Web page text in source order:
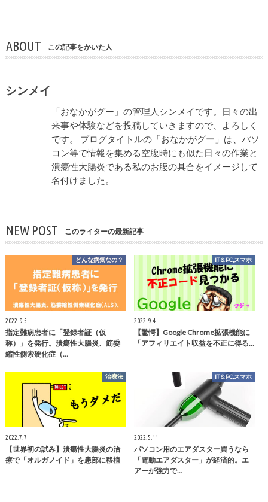
ABOUT この記事をかいた人
シンメイ
「おなかがグー」の管理人シンメイです。日々の出
来事や体験などを投稿していきますので、よろしく
です。 ブログタイトルの「おなかがグー」は、パソ
コン等で情報を集める空腹時にも似た日々の作業と
潰瘍性大腸炎である私のお腹の具合をイメージして
名付けました。
NEW POST このライターの最新記事
どんな病気なの？
2022.9.5
指定難病患者に「登録者証（仮
称）」を発行。潰瘍性大腸炎、筋委
縮性側索硬化症（…
IT＆PC,スマホ
2022.9.4
【驚愕】Google Chrome拡張機能に
「アフィリエイト収益を不正に得る…
治療法
2022.7.7
【世界初の試み】潰瘍性大腸炎の治
療で「オルガノイド」を患部に移植
IT＆PC,スマホ
2022.5.11
パソコン用のエアダスター買うなら
「電動エアダスター」が経済的。エ
アーが強力で…